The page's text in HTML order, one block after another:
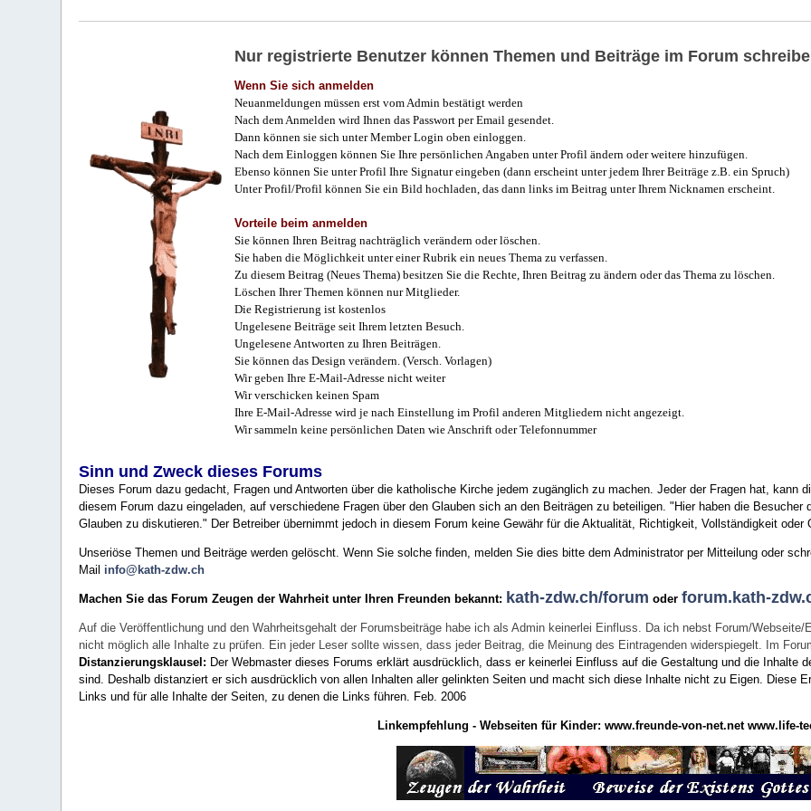
Nur registrierte Benutzer können Themen und Beiträge im Forum
Wenn Sie sich anmelden
Neuanmeldungen müssen erst vom Admin bestätigt werden
Nach dem Anmelden wird Ihnen das Passwort per Email gesendet.
Dann können sie sich unter Member Login oben einloggen.
Nach dem Einloggen können Sie Ihre persönlichen Angaben unter Profil ändern oder weitere hinzufügen.
Ebenso können Sie unter Profil Ihre Signatur eingeben (dann erscheint unter jedem Ihrer Beiträge z.B. ein Spruch)
Unter Profil/Profil können Sie ein Bild hochladen, das dann links im Beitrag unter Ihrem Nicknamen erscheint.
Vorteile beim anmelden
Sie können Ihren Beitrag nachträglich verändern oder löschen.
Sie haben die Möglichkeit unter einer Rubrik ein neues Thema zu verfassen.
Zu diesem Beitrag (Neues Thema) besitzen Sie die Rechte, Ihren Beitrag zu ändern oder das Thema zu löschen.
Löschen Ihrer Themen können nur Mitglieder.
Die Registrierung ist kostenlos
Ungelesene Beiträge seit Ihrem letzten Besuch.
Ungelesene Antworten zu Ihren Beiträgen.
Sie können das Design verändern. (Versch. Vorlagen)
Wir geben Ihre E-Mail-Adresse nicht weiter
Wir verschicken keinen Spam
Ihre E-Mail-Adresse wird je nach Einstellung im Profil anderen Mitgliedern nicht angezeigt.
Wir sammeln keine persönlichen Daten wie Anschrift oder Telefonnummer
Sinn und Zweck dieses Forums
Dieses Forum dazu gedacht, Fragen und Antworten über die katholische Kirche jedem zugänglich zu machen. Jeder der Fragen hat, kann
diesem Forum dazu eingeladen, auf verschiedene Fragen über den Glauben sich an den Beiträgen zu beteiligen. "Hier haben die
Glauben zu diskutieren." Der Betreiber übernimmt jedoch in diesem Forum keine Gewähr für die Aktualität, Richtigkeit, Vollständigkeit
Unseriöse Themen und Beiträge werden gelöscht. Wenn Sie solche finden, melden Sie dies bitte dem Administrator per Mitteilung oder
Mail info@kath-zdw.ch
Machen Sie das Forum Zeugen der Wahrheit unter Ihren Freunden bekannt: kath-zdw.ch/forum oderforum.kath-
Auf die Veröffentlichung und den Wahrheitsgehalt der Forumsbeiträge habe ich als Admin keinerlei Einfluss. Da ich nebst Forum/
nicht möglich alle Inhalte zu prüfen. Ein jeder Leser sollte wissen, dass jeder Beitrag, die Meinung des Eintragenden widerspiegelt. Im
Distanzierungsklausel: Der Webmaster dieses Forums erklärt ausdrücklich, dass er keinerlei Einfluss auf die Gestaltung und die Inhalte
sind. Deshalb distanziert er sich ausdrücklich von allen Inhalten aller gelinkten Seiten und macht sich diese Inhalte nicht zu Eigen. Diese
Links und für alle Inhalte der Seiten, zu denen die Links führen. Feb. 2006
Linkempfehlung - Webseiten für Kinder: www.freunde-von-net.net www.life-